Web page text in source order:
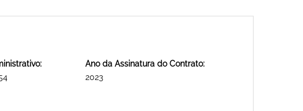
Ano da Assinatura do Contrato:
2023